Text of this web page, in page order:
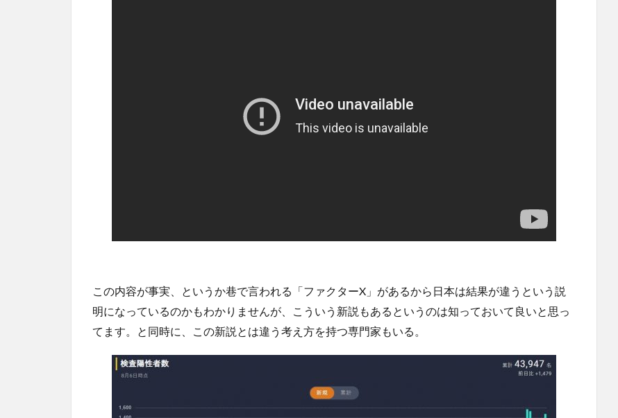
この内容が事実、というか巷で言われる「ファクターX」があるから日本は結果が違うという説
明になっているのかもわかりませんが、こういう新説もあるというのは知っておいて良いと思っ
てます。と同時に、この新説とは違う考え方を持つ専門家もいる。